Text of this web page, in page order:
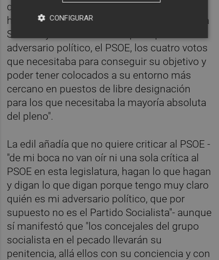
que le habían llegado durante estos días se
hacían realidad: "El gobierno en minoría de la
Sra. Arroyo encontró en su principal
adversario político, el PSOE, los cuatro votos
que necesitaba para conseguir su objetivo y
poder tener colocados a su entorno más
cercano en puestos de libre designación
para los que necesitaba la mayoría absoluta
del pleno".
La edil añadía que no quiere criticar al PSOE -
"de mi boca no van oír ni una sola crítica al
PSOE en esta legislatura, hagan lo que hagan
y digan lo que digan porque tengo muy claro
quién es mi adversario político, que por
supuesto no es el Partido Socialista"- aunque
sí manifestó que "los concejales del grupo
socialista en el pecado llevarán su
penitencia, allá ellos con su conciencia y con
CONFIGURAR